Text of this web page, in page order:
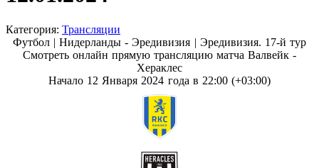
Категория: Трансляции
Футбол | Нидерланды - Эредивизия | Эредивизия. 17-й тур
Смотреть онлайн прямую трансляцию матча Валвейк -
Хераклес
Начало 12 Января 2024 года в 22:00 (+03:00)